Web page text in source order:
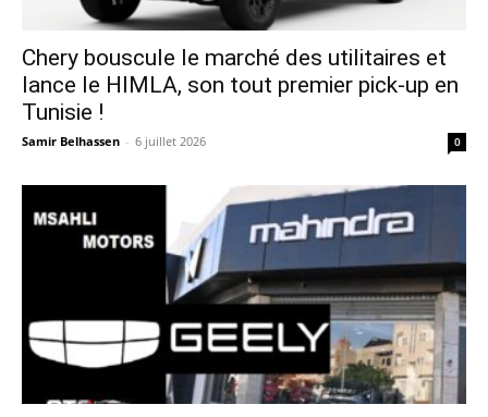
Chery bouscule le marché des utilitaires et
lance le HIMLA, son tout premier pick-up en
Tunisie !
Samir Belhassen - 6 juillet 2026 0